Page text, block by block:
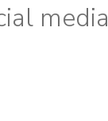
media